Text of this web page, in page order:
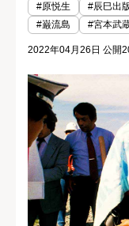
#原悦生 #辰巳出
#巌流島
#宮本武
2022年04月26日 公開